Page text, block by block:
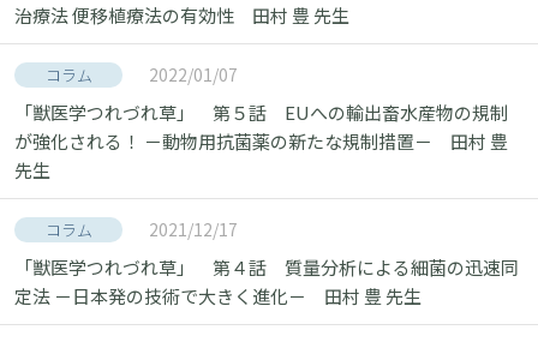
治療法 便移植療法の有効性 田村 豊 先生
コラム 2022/01/07
「獣医学つれづれ草」 第５話 EUへの輸出畜水産物の規制
が強化される！ －動物用抗菌薬の新たな規制措置－ 田村 豊
先生
コラム 2021/12/17
「獣医学つれづれ草」 第４話 質量分析による細菌の迅速同
定法 －日本発の技術で大きく進化－ 田村 豊 先生